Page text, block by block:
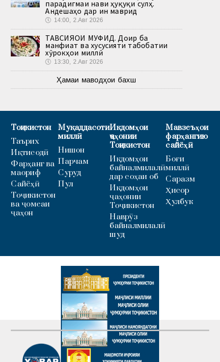
парадигмаи нави ҳуқуқи сулҳ.
Андешаҳо дар ин маврид
🕔 14:00, 2.Авг 2026
ТАВСИЯҲОИ МУФИД. Доир ба
манфиат ва хусусияти табобатии
хӯрокҳои миллӣ
🕔 13:30, 2.Авг 2026
Ҳамаи маводҳои бахш
Тоҷикистон
Таърих
Иқтисодӣ
Фарҳанг ва
маориф
Сайёҳӣ
Тоҷикистон
ва ҷомеаи
ҷаҳон
Муқаддасоти
миллӣ
Нишон
Парчам
Суруд
Пул
Иқдомҳои
ҷаҳонии
Тоҷикистон
Иқдомҳои
байналмилалӣ
дар соҳаи об
Иқдомҳои
ҷаҳонии
Тоҷикистон
Наврӯз
байналмилалӣ
шуд
Мавзеъҳои
фарҳангию
сайёҳӣ
Боғи
миллӣ
Саразм
Ҳисор
Ҳулбук